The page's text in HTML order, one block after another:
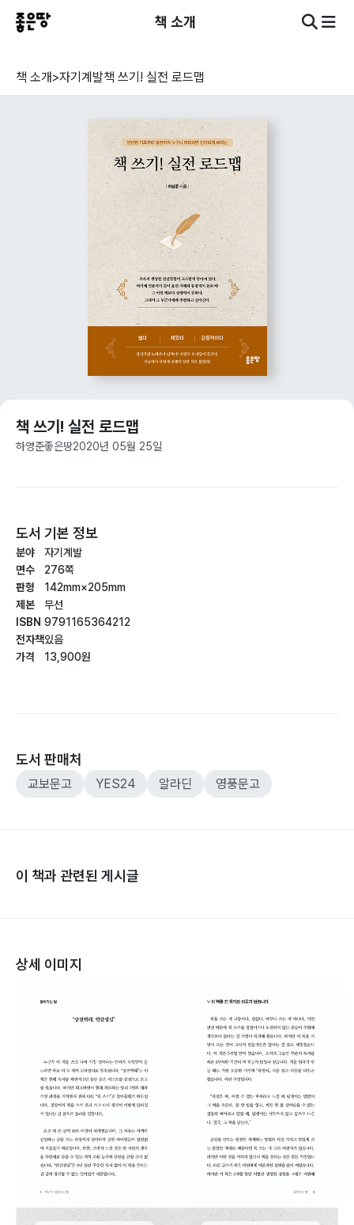
책 소개
책 소개>자기계발책 쓰기! 실전 로드맵
책 쓰기! 실전 로드맵
하영준좋은땅2020년 05월 25일
도서 기본 정보
분야
면수
판형
제본
ISBN
전자책
가격
자기계발
276쪽
142mm×205mm
무선
9791165364212
있음
13,900원
도서 판매처
교보문고 YES24 알라딘 영풍문고
이 책과 관련된 게시글
상세 이미지